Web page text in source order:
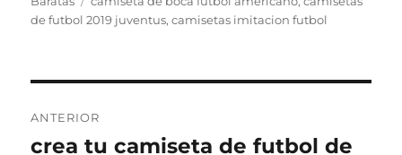
de futbol 2019 juventus,camisetas imitacion futbol
de
ANTERIOR
Entrada
crea tu camiseta de futbol de